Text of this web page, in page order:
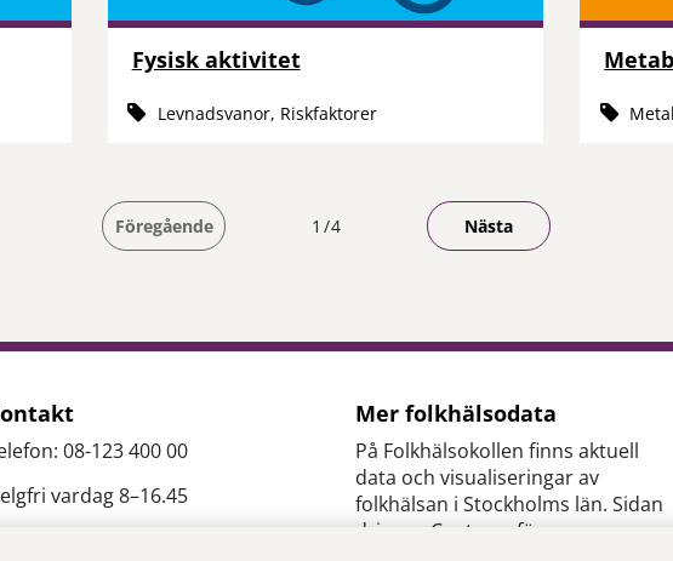
Fysisk aktivitet
Levnadsvanor, Riskfaktorer
Föregående Du är på sida
1 4 Nästa
08-123 400 00
vardag 8–16.45
Mer folkhälsodata
På Folkhälsokollen finns aktuell
data och visualiseringar av
folkhälsan i Stockholms län. Sidan
drivs av Centrum för